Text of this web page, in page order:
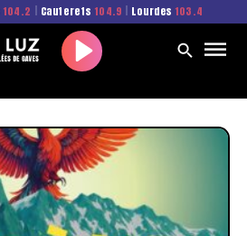
104.2 Cauterets 104.9 Lourdes 103.4
Play